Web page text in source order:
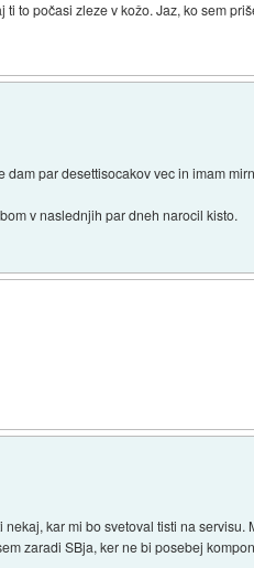
to počasi zleze v kožo. Jaz, ko sem
par desettisocakov vec in imam
v naslednjih par dneh narocil kisto.
kar mi bo svetoval tisti na servisu.
zaradi SBja, ker ne bi posebej